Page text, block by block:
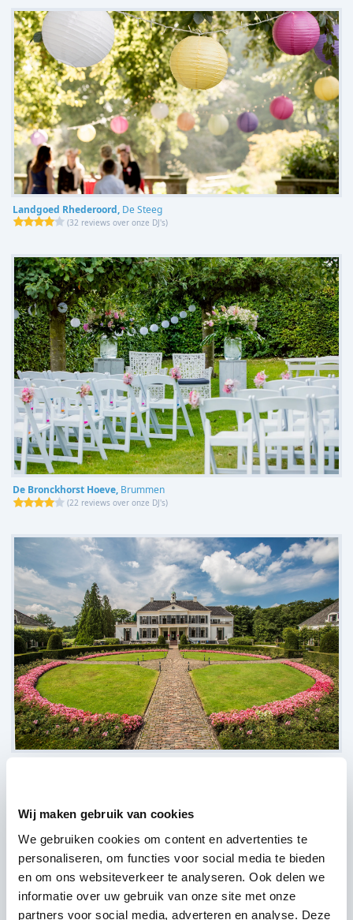
Wij maken gebruik van cookies
We gebruiken cookies om content en advertenties te
personaliseren, om functies voor social media te bieden
en om ons websiteverkeer te analyseren. Ook delen we
informatie over uw gebruik van onze site met onze
partners voor social media, adverteren en analyse. Deze
Landgoed Rhederoord, De Steeg
(32 reviews over onze DJ's)
De Bronckhorst Hoeve, Brummen
(22 reviews over onze DJ's)